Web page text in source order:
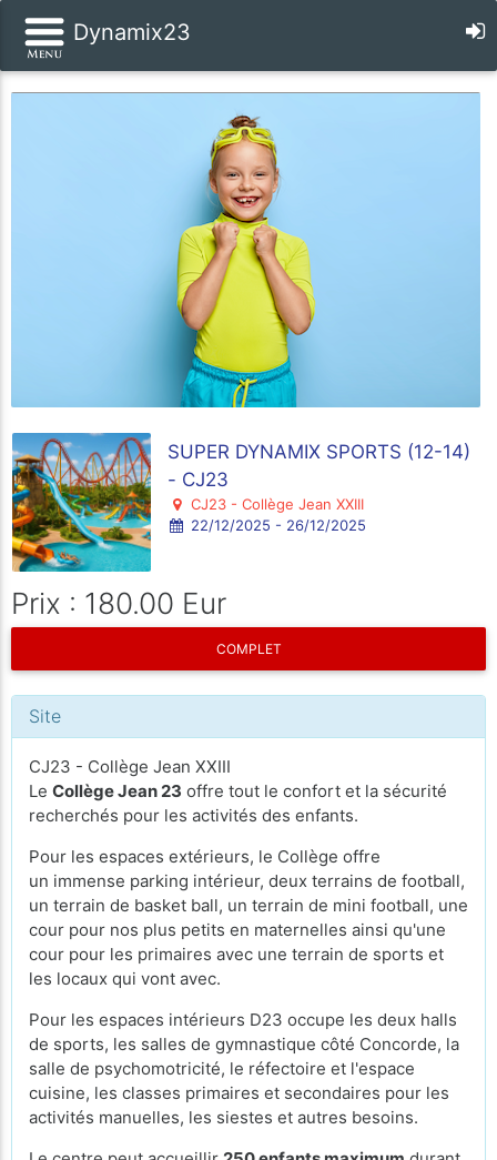
Dynamix23
SUPER DYNAMIX SPORTS (12-14)
- CJ23
CJ23 - Collège Jean XXIII
22/12/2025 - 26/12/2025
Prix : 180.00 Eur
COMPLET
Site
CJ23 - Collège Jean XXIII
Le Collège Jean 23 offre tout le confort et la sécurité
recherchés pour les activités des enfants.
Pour les espaces extérieurs, le Collège offre
un immense parking intérieur, deux terrains de football,
un terrain de basket ball, un terrain de mini football, une
cour pour nos plus petits en maternelles ainsi qu'une
cour pour les primaires avec une terrain de sports et
les locaux qui vont avec.
Pour les espaces intérieurs D23 occupe les deux halls
de sports, les salles de gymnastique côté Concorde, la
salle de psychomotricité, le réfectoire et l'espace
cuisine, les classes primaires et secondaires pour les
activités manuelles, les siestes et autres besoins.